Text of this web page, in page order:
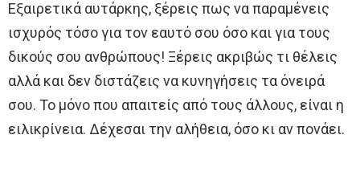
Εξαιρετικά αυτάρκης, ξέρεις πως να παραμένεις
ισχυρός τόσο για τον εαυτό σου όσο και για τους
δικούς σου ανθρώπους! Ξέρεις ακριβώς τι θέλεις
αλλά και δεν διστάζεις να κυνηγήσεις τα όνειρά
σου. Το μόνο που απαιτείς από τους άλλους, είναι η
ειλικρίνεια. Δέχεσαι την αλήθεια, όσο κι αν πονάει.